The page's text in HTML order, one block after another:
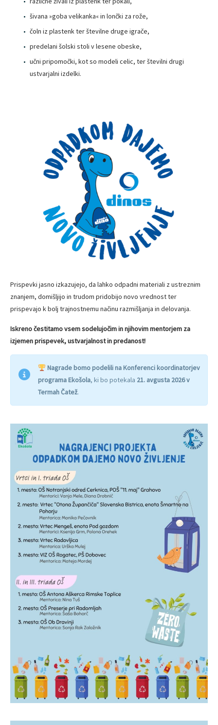
šivana »goba velikanka« in lončki za rože,
čoln iz plastenk ter številne druge igrače,
predelani šolski stoli v lesene obeske,
učni pripomočki, kot so modeli celic, ter številni drugi
ustvarjalni izdelki.
Prispevki jasno izkazujejo, da lahko odpadni materiali z ustreznim
znanjem, domišljijo in trudom pridobijo novo vrednost ter
prispevajo k bolj trajnostnemu načinu razmišljanja in delovanja.
Iskreno čestitamo vsem sodelujočim in njihovim mentorjem za
izjemen prispevek, ustvarjalnost in predanost!
Nagrade bomo podelili na Konferenci koordinatorjev
programa Ekošola, ki bo potekala 21. avgusta 2026 v
Termah Čatež.